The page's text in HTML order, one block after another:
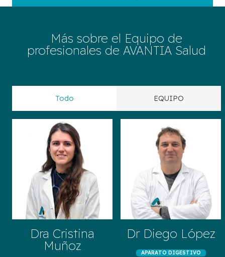
Más sobre el Equipo de
profesionales de AVANTIA Salud
Todo EQUIPO
Dra Cristina
Muñoz
Dr Diego López
APARATO DIGESTIVO